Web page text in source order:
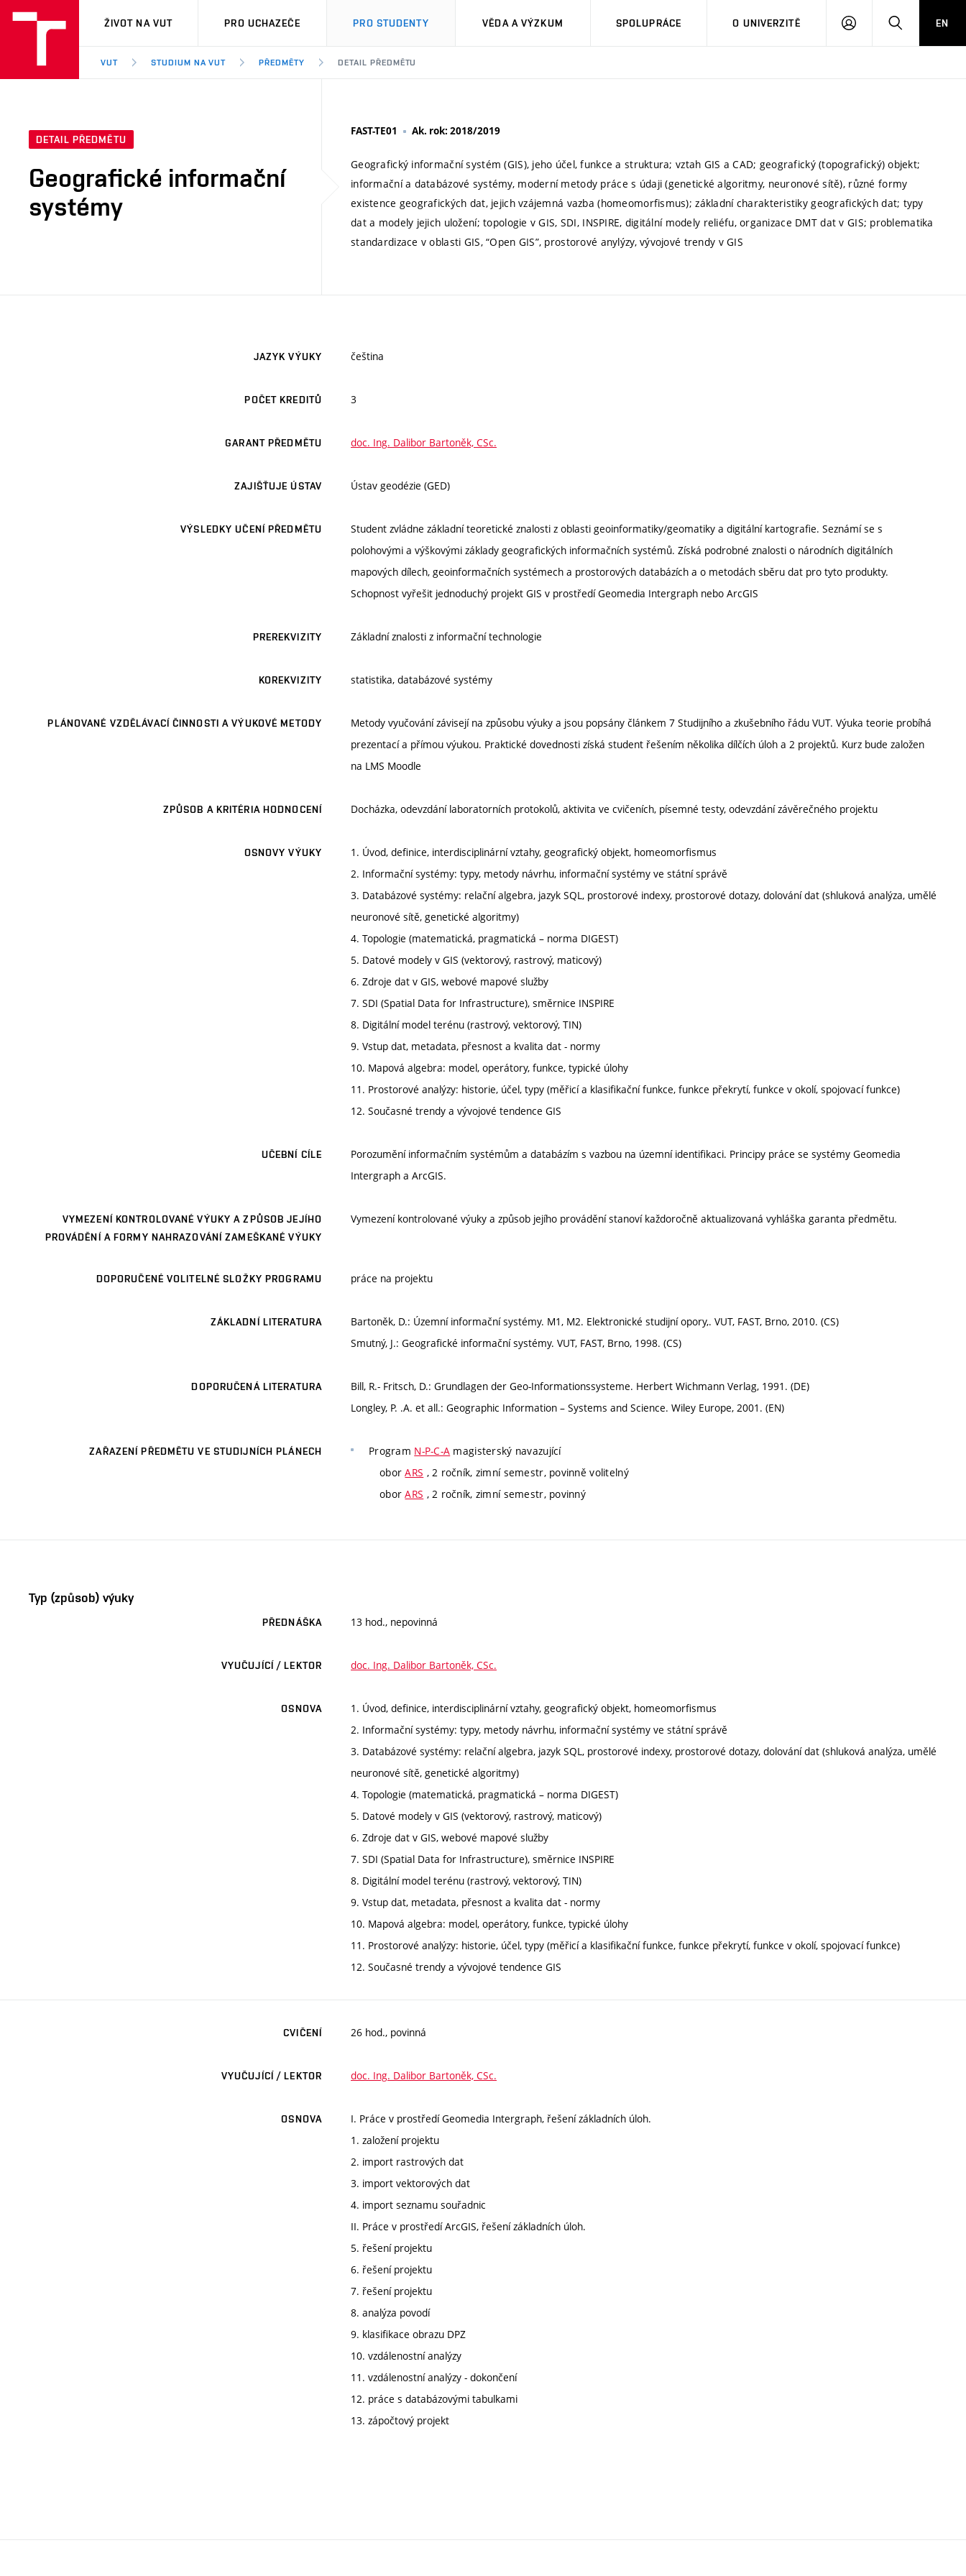
VUT
ŽIVOT NA VUT PRO UCHAZEČE PRO STUDENTY VĚDA A VÝZKUM SPOLUPRÁCE O UNIVERZITĚ
PŘIHLÁSIT HLEDATEN
VUT STUDIUM NA VUT PŘEDMĚTY DETAIL PŘEDMĚTU
DETAIL PŘEDMĚTU
Geografické informační
systémy
FAST-TE01 Ak. rok: 2018/2019
Geografický informační systém (GIS), jeho účel, funkce a struktura; vztah GIS a CAD; geografický (topografický) objekt;
informační a databázové systémy, moderní metody práce s údaji (genetické algoritmy, neuronové sítě), různé formy
existence geografických dat, jejich vzájemná vazba (homeomorfismus); základní charakteristiky geografických dat; typy
dat a modely jejich uložení; topologie v GIS, SDI, INSPIRE, digitální modely reliéfu, organizace DMT dat v GIS; problematika
standardizace v oblasti GIS, “Open GIS”, prostorové anylýzy, vývojové trendy v GIS
JAZYK VÝUKY čeština
POČET KREDITŮ 3
GARANT PŘEDMĚTU doc. Ing. Dalibor Bartoněk, CSc.
ZAJIŠŤUJE ÚSTAV Ústav geodézie (GED)
VÝSLEDKY UČENÍ PŘEDMĚTU
Student zvládne základní teoretické znalosti z oblasti geoinformatiky/geomatiky a digitální kartografie. Seznámí se s
polohovými a výškovými základy geografických informačních systémů. Získá podrobné znalosti o národních digitálních
mapových dílech, geoinformačních systémech a prostorových databázích a o metodách sběru dat pro tyto produkty.
Schopnost vyřešit jednoduchý projekt GIS v prostředí Geomedia Intergraph nebo ArcGIS
PREREKVIZITY Základní znalosti z informační technologie
KOREKVIZITY statistika, databázové systémy
PLÁNOVANÉ VZDĚLÁVACÍ ČINNOSTI A VÝUKOVÉ METODY
Metody vyučování závisejí na způsobu výuky a jsou popsány článkem 7 Studijního a zkušebního řádu VUT. Výuka teorie probíhá
prezentací a přímou výukou. Praktické dovednosti získá student řešením několika dílčích úloh a 2 projektů. Kurz bude založen
na LMS Moodle
ZPŮSOB A KRITÉRIA HODNOCENÍ Docházka, odevzdání laboratorních protokolů, aktivita ve cvičeních, písemné testy, odevzdání závěrečného projektu
OSNOVY VÝUKY
1. Úvod, definice, interdisciplinární vztahy, geografický objekt, homeomorfismus
2. Informační systémy: typy, metody návrhu, informační systémy ve státní správě
3. Databázové systémy: relační algebra, jazyk SQL, prostorové indexy, prostorové dotazy, dolování dat (shluková analýza, umělé
neuronové sítě, genetické algoritmy)
4. Topologie (matematická, pragmatická – norma DIGEST)
5. Datové modely v GIS (vektorový, rastrový, maticový)
6. Zdroje dat v GIS, webové mapové služby
7. SDI (Spatial Data for Infrastructure), směrnice INSPIRE
8. Digitální model terénu (rastrový, vektorový, TIN)
9. Vstup dat, metadata, přesnost a kvalita dat - normy
10. Mapová algebra: model, operátory, funkce, typické úlohy
11. Prostorové analýzy: historie, účel, typy (měřicí a klasifikační funkce, funkce překrytí, funkce v okolí, spojovací funkce)
12. Současné trendy a vývojové tendence GIS
UČEBNÍ CÍLE
Porozumění informačním systémům a databázím s vazbou na územní identifikaci. Principy práce se systémy Geomedia
Intergraph a ArcGIS.
VYMEZENÍ KONTROLOVANÉ VÝUKY A ZPŮSOB JEJÍHO
PROVÁDĚNÍ A FORMY NAHRAZOVÁNÍ ZAMEŠKANÉ VÝUKY
Vymezení kontrolované výuky a způsob jejího provádění stanoví každoročně aktualizovaná vyhláška garanta předmětu.
DOPORUČENÉ VOLITELNÉ SLOŽKY PROGRAMU práce na projektu
ZÁKLADNÍ LITERATURA
Bartoněk, D.: Územní informační systémy. M1, M2. Elektronické studijní opory,. VUT, FAST, Brno, 2010. (CS)
Smutný, J.: Geografické informační systémy. VUT, FAST, Brno, 1998. (CS)
DOPORUČENÁ LITERATURA
Bill, R.- Fritsch, D.: Grundlagen der Geo-Informationssysteme. Herbert Wichmann Verlag, 1991. (DE)
Longley, P. .A. et all.: Geographic Information – Systems and Science. Wiley Europe, 2001. (EN)
ZAŘAZENÍ PŘEDMĚTU VE STUDIJNÍCH PLÁNECH Program N-P-C-A magisterský navazující
oborARS , 2 ročník, zimní semestr, povinně volitelný
oborARS , 2 ročník, zimní semestr, povinný
Typ (způsob) výuky
PŘEDNÁŠKA 13 hod., nepovinná
VYUČUJÍCÍ / LEKTOR doc. Ing. Dalibor Bartoněk, CSc.
OSNOVA
1. Úvod, definice, interdisciplinární vztahy, geografický objekt, homeomorfismus
2. Informační systémy: typy, metody návrhu, informační systémy ve státní správě
3. Databázové systémy: relační algebra, jazyk SQL, prostorové indexy, prostorové dotazy, dolování dat (shluková analýza, umělé
neuronové sítě, genetické algoritmy)
4. Topologie (matematická, pragmatická – norma DIGEST)
5. Datové modely v GIS (vektorový, rastrový, maticový)
6. Zdroje dat v GIS, webové mapové služby
7. SDI (Spatial Data for Infrastructure), směrnice INSPIRE
8. Digitální model terénu (rastrový, vektorový, TIN)
9. Vstup dat, metadata, přesnost a kvalita dat - normy
10. Mapová algebra: model, operátory, funkce, typické úlohy
11. Prostorové analýzy: historie, účel, typy (měřicí a klasifikační funkce, funkce překrytí, funkce v okolí, spojovací funkce)
12. Současné trendy a vývojové tendence GIS
CVIČENÍ 26 hod., povinná
VYUČUJÍCÍ / LEKTOR doc. Ing. Dalibor Bartoněk, CSc.
OSNOVA
I. Práce v prostředí Geomedia Intergraph, řešení základních úloh.
1. založení projektu
2. import rastrových dat
3. import vektorových dat
4. import seznamu souřadnic
II. Práce v prostředí ArcGIS, řešení základních úloh.
5. řešení projektu
6. řešení projektu
7. řešení projektu
8. analýza povodí
9. klasifikace obrazu DPZ
10. vzdálenostní analýzy
11. vzdálenostní analýzy - dokončení
12. práce s databázovými tabulkami
13. zápočtový projekt